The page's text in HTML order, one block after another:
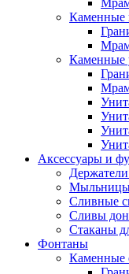
Каменные
Каменные
Аксессуары и
Мыльницы
Сливные
Сливы
Стаканы
Фонтаны
Каменные